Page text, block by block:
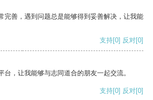
完善，遇到问题总是能够得到妥善解决，让我能
支持[0] 反对[0]
台，让我能够与志同道合的朋友一起交流。
支持[0] 反对[0]